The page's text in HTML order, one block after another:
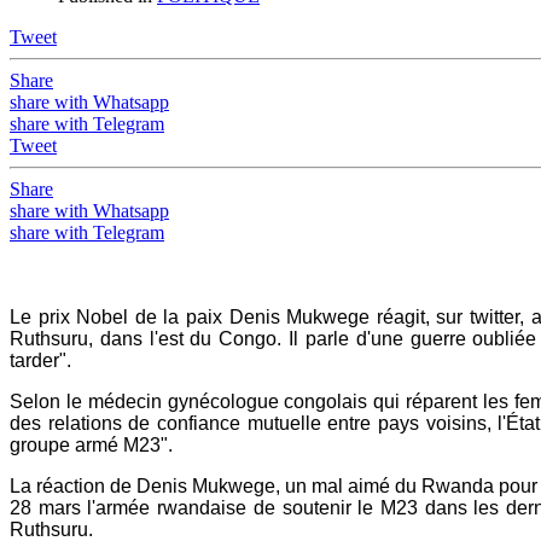
Tweet
Share
share with Whatsapp
share with Telegram
Tweet
Share
share with Whatsapp
share with Telegram
Le prix Nobel de la paix Denis Mukwege réagit, sur
Ruthsuru, dans l'est du Congo. Il parle d'une guerre
tarder".
Selon le médecin gynécologue congolais qui réparent les
des relations de confiance mutuelle entre pays voisins,
groupe armé M23".
La réaction de Denis Mukwege, un mal aimé du Rwanda
28 mars l'armée rwandaise de soutenir le M23 dans les
Ruthsuru.